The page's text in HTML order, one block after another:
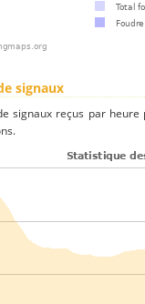
signaux
signaux reçus par